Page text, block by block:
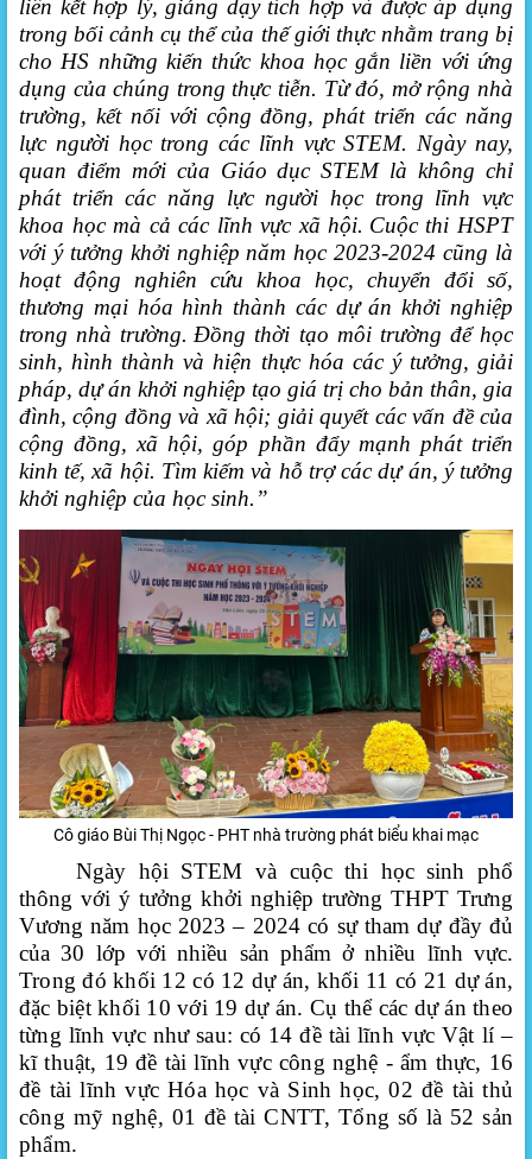
liên kết hợp lý, giảng dạy tích hợp và được áp dụng
trong bối cảnh cụ thể của thế giới thực nhằm trang bị
cho HS những kiến thức khoa học gắn liền với ứng
dụng của chúng trong thực tiễn. Từ đó, mở rộng nhà
trường, kết nối với cộng đồng, phát triển các năng
lực người học trong các lĩnh vực STEM. Ngày nay,
quan điểm mới của Giáo dục STEM là không chỉ
phát triển các năng lực người học trong lĩnh vực
khoa học mà cả các lĩnh vực xã hội. Cuộc thi HSPT
với ý tưởng khởi nghiệp năm học 2023-2024 cũng là
hoạt động nghiên cứu khoa học, chuyển đổi số,
thương mại hóa hình thành các dự án khởi nghiệp
trong nhà trường. Đồng thời tạo môi trường để học
sinh, hình thành và hiện thực hóa các ý tưởng, giải
pháp, dự án khởi nghiệp tạo giá trị cho bản thân, gia
đình, cộng đồng và xã hội; giải quyết các vấn đề của
cộng đồng, xã hội, góp phần đẩy mạnh phát triển
kinh tế, xã hội. Tìm kiếm và hỗ trợ các dự án, ý tưởng
khởi nghiệp của học sinh.”
Cô giáo Bùi Thị Ngọc - PHT nhà trường phát biểu khai mạc
Ngày hội STEM và cuộc thi học sinh phổ
thông với ý tưởng khởi nghiệp trường THPT Trưng
Vươngnăm học 2023 – 2024có sự tham dự đầy đủ
của 30 lớp với nhiều sản phẩm ở nhiều lĩnh vực.
Trong đó khối 12 có 12 dự án, khối 11 có 21 dự án,
đặc biệt khối 10 với 19 dự án. Cụ thể các dự án theo
từng lĩnh vực như sau: có 14 đề tài lĩnh vực Vật lí –
kĩ thuật, 19 đề tài lĩnh vực công nghệ - ẩm thực, 16
đề tài lĩnh vực Hóa học và Sinh học, 02 đề tài thủ
công mỹ nghệ, 01 đề tài CNTT, Tổng số là 52 sản
phẩm.